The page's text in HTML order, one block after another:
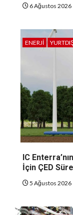
6 Ağustos 2026
ENERJI
IC
İçin ÇED
5 Ağustos 2026